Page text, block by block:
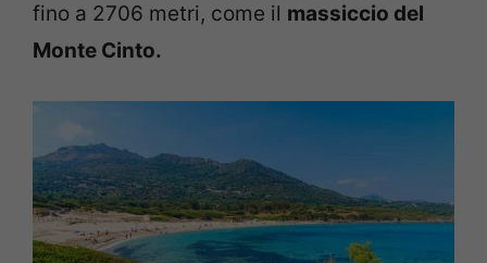
fino a 2706 metri, come il massiccio del
Monte Cinto.